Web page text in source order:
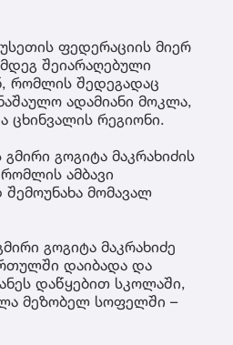
ფედერაციის მიერ
შეიარაღებული
რომლის შედეგადაც
ადამიანი მოკლა,
ცხინვალის რეგიონი.
გოგიტა მაკრახიძის
ამბავი
შემოუნახა მომავალ
გოგიტა მაკრახიძე
დაიბადა და
დაწყებით სკოლაში,
მეზობელ სოფელში –